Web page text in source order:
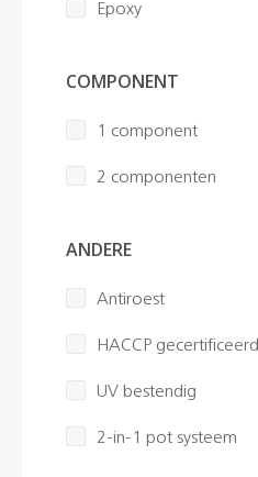
Epoxy
COMPONENT
1 component
2 componenten
ANDERE
Antiroest
HACCP gecertificeerd
UV bestendig
2-in-1 pot systeem